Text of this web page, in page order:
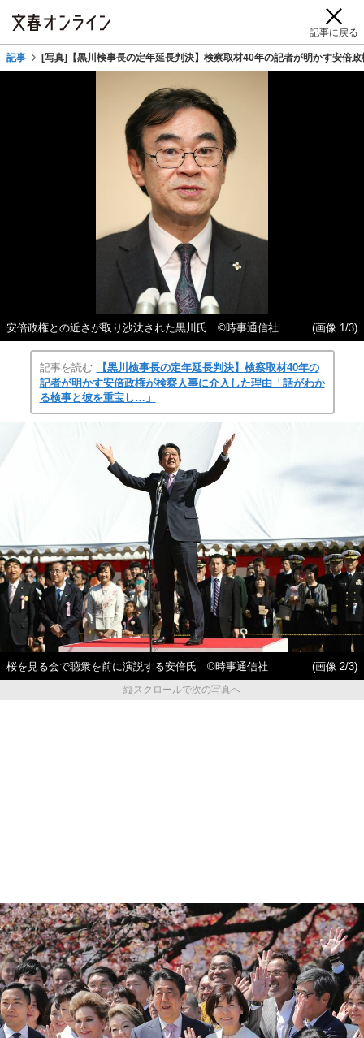
記事に戻る
記事 [写真]【黒川検事長の定年延長判決】検察取材40年の記者が明かす安倍
安倍政権との近さが取り沙汰された黒川氏 ©時事通信社 (画像 1/3)
記事を読む
【黒川検事長の定年延長判決】検察取材40年の
記者が明かす安倍政権が検察人事に介入した理由「話がわか
る検事と彼を重宝し…」
桜を見る会で聴衆を前に演説する安倍氏 ©時事通信社
(画像 2/3)
縦スクロールで次の写真へ